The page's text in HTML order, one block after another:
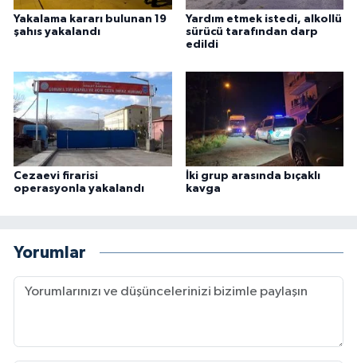
Yakalama kararı bulunan 19
şahıs yakalandı
Yardım etmek istedi, alkollü
sürücü tarafından darp
edildi
Cezaevi firarisi
operasyonla yakalandı
İki grup arasında bıçaklı
kavga
Yorumlar